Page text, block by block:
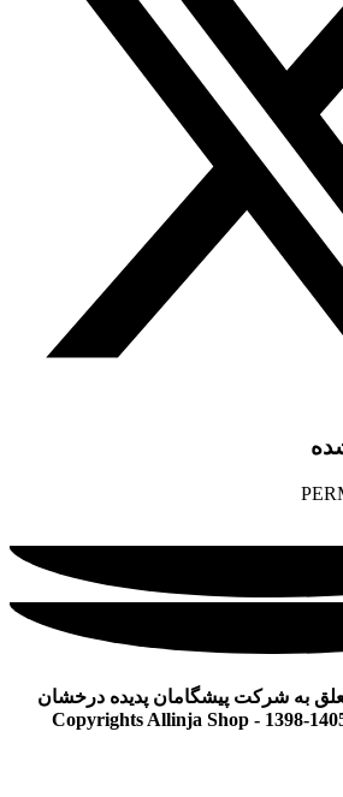
به شرکت پیشگامان پدیده درخشان